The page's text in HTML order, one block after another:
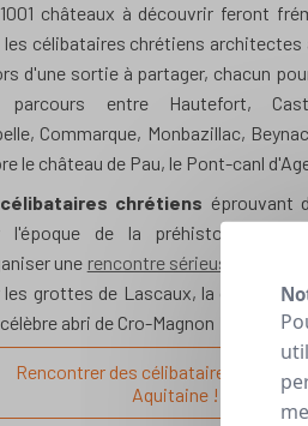
châteaux à découvrir feront
célibataires chrétiens architectes
d'une sortie à partager, chacun
parcours entre Hautefort,
Commarque, Monbazillac,
le château de Pau, le Pont-canl
célibataires chrétiens éprouvant
l'époque de la préhistoire seront
une rencontre sérieuse
les grottes de Lascaux, la grotte de
abri de Cro-Magnon !
Rencontrer des célibataires chrétiens
Aquitaine !